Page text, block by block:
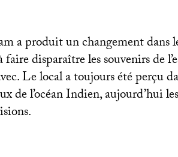
a produit un changement dans
disparaître les souvenirs de
Le local a toujours été perçu
de l’océan Indien, aujourd’hui